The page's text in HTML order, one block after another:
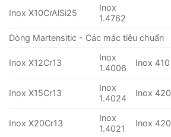
Inox X10CrAlSi25
Inox
1.4762
Dòng Martensitic - Các mác tiêu chuẩn
Inox X12Cr13
Inox
1.4006
Inox 410
Inox X15Cr13
Inox
1.4024
Inox 420
Inox X20Cr13
Inox
1.4021
Inox 420